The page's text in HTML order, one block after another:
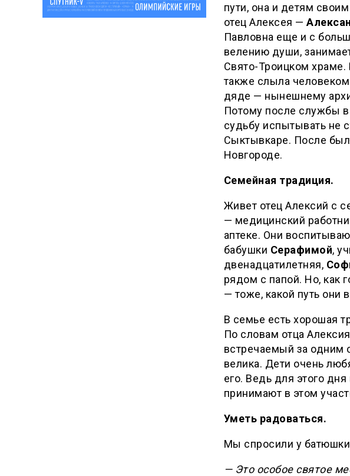
пути, она и детям
отец Алексея —
Павловна еще и с
велению души,
Свято-Троицком храме.
также слыла
дяде — нынешнему
Потому после службы
судьбу испытывать не
Сыктывкаре. После
Новгороде.
Семейная традиция.
Живет отец Алексий с
— медицинский
аптеке. Они
бабушки Серафимой,
двенадцатилетняя,
рядом с папой. Но, как
— тоже, какой путь они
В семье есть хорошая
По словам отца
встречаемый за одним
велика. Дети очень
его. Ведь для этого
принимают в этом
Уметь радоваться.
Мы спросили у
— Это особое святое